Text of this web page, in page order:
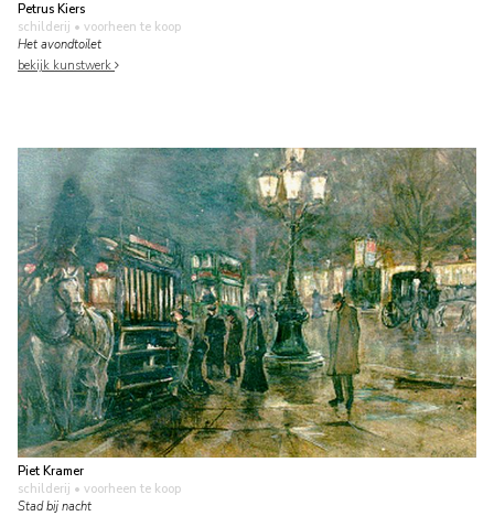
Petrus Kiers
schilderij • voorheen te koop
Het avondtoilet
bekijk kunstwerk
Piet Kramer
schilderij • voorheen te koop
Stad bij nacht